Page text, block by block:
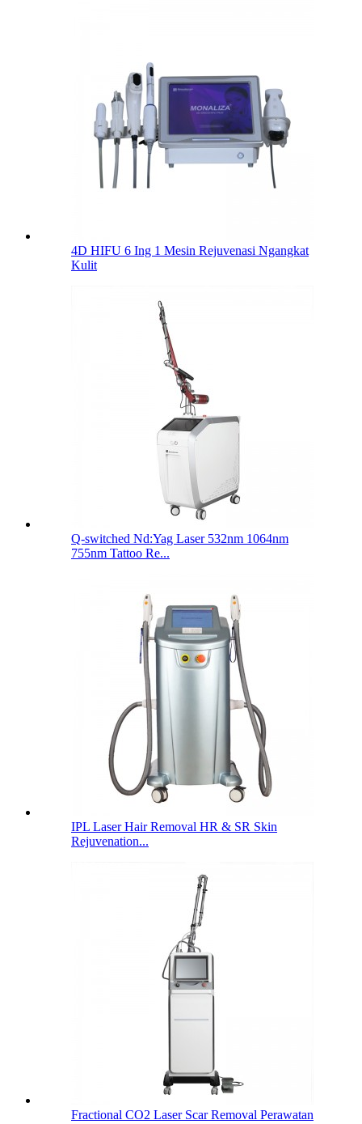
4D HIFU 6 Ing 1 Mesin Rejuvenasi Ngangkat
Kulit
Q-switched Nd:Yag Laser 532nm 1064nm
755nm Tattoo Re...
IPL Laser Hair Removal HR & SR Skin
Rejuvenation...
Fractional CO2 Laser Scar Removal Perawatan